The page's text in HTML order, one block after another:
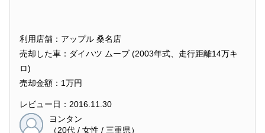
利用店舗：アップル 桑名店
売却した車：ダイハツ ムーブ (2003年式、走行距離14万キ
ロ)
売却金額：1万円
レビュー日：2016.11.30
ヨンタン
（20代 / 女性 / 三重県）